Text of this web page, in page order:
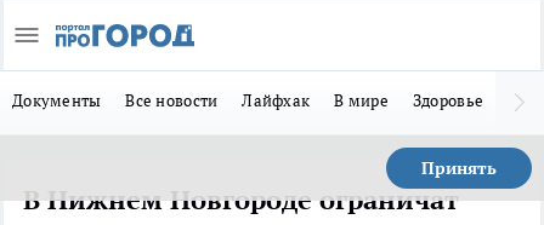
Документы Все новости Лайфхак В мире Здоровье
Принять
В Нижнем Новгороде ограничат